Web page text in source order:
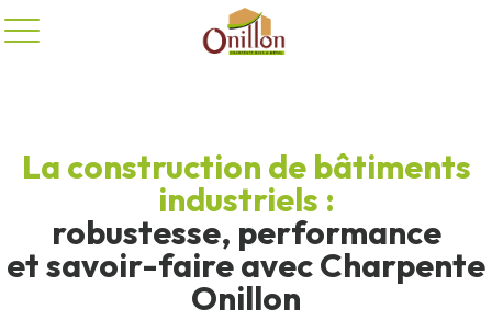
La construction de bâtiments
industriels :
robustesse, performance
et savoir-faire avec Charpente
Onillon